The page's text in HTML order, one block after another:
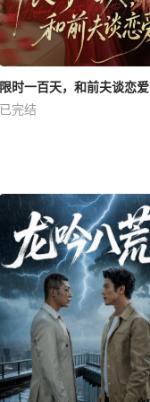
限时一百天，和前夫谈恋爱
已完结